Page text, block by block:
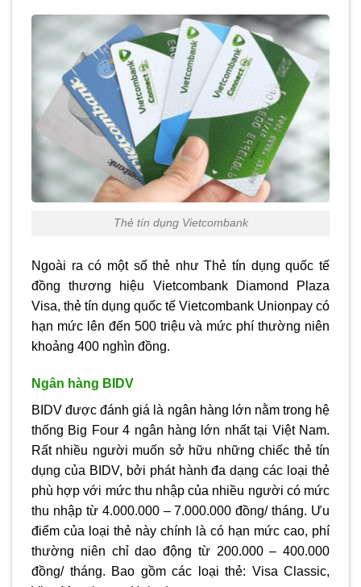
Thẻ tín dụng Vietcombank
Ngoài ra có một số thẻ như Thẻ tín dụng quốc tế
đồng thương hiệu Vietcombank Diamond Plaza
Visa, thẻ tín dụng quốc tế Vietcombank Unionpay có
hạn mức lên đến 500 triệu và mức phí thường niên
khoảng 400 nghìn đồng.
Ngân hàng BIDV
BIDV được đánh giá là ngân hàng lớn nằm trong hệ
thống Big Four 4 ngân hàng lớn nhất tại Việt Nam.
Rất nhiều người muốn sở hữu những chiếc thẻ tín
dụng của BIDV, bởi phát hành đa dạng các loại thẻ
phù hợp với mức thu nhập của nhiều người có mức
thu nhập từ 4.000.000 – 7.000.000 đồng/ tháng. Ưu
điểm của loại thẻ này chính là có hạn mức cao, phí
thường niên chỉ dao động từ 200.000 – 400.000
đồng/ tháng. Bao gồm các loại thẻ: Visa Classic,